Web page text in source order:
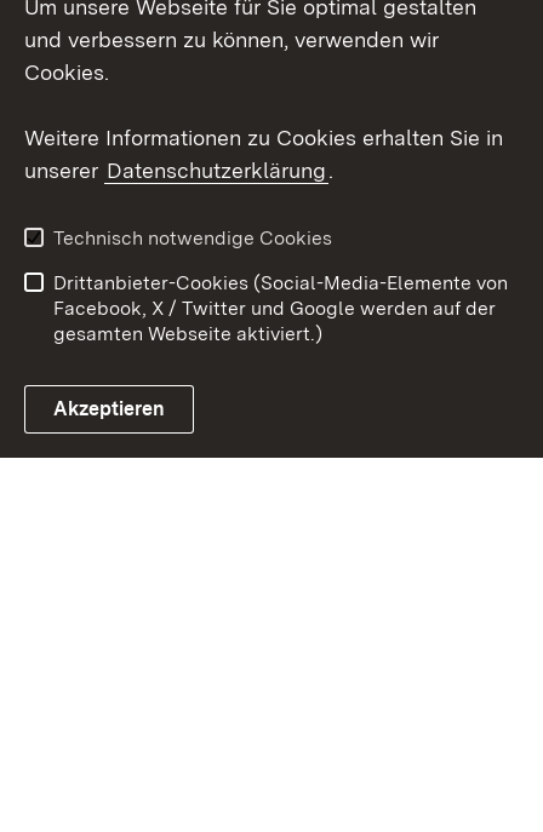
Mastodon
Youtube
Link zum Landesportal
Kontakt
Datenschutz
Barrierefreiheit
Impressum Cookies
Um unsere Webseite für Sie optimal gestalten
und verbessern zu können, verwenden wir
Cookies.
Weitere Informationen zu Cookies erhalten Sie in
unserer Datenschutzerklärung.
Technisch notwendige Cookies
Drittanbieter-Cookies (Social-Media-Elemente von
Facebook, X / Twitter und Google werden auf der
gesamten Webseite aktiviert.)
Akzeptieren